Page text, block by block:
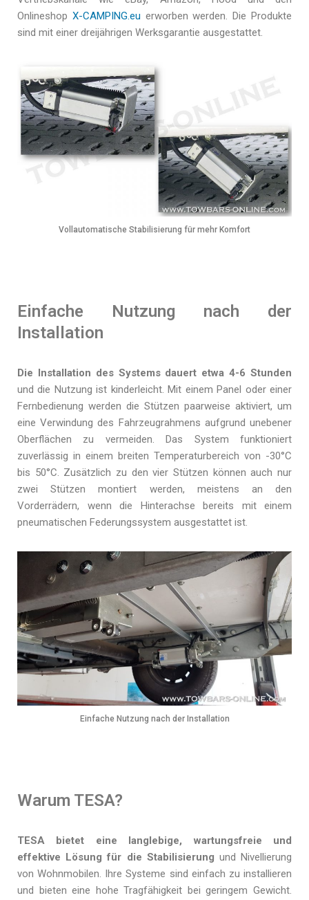
Onlineshop X-CAMPING.eu erworben werden. Die Produkte
sind mit einer dreijährigen Werksgarantie ausgestattet.
Vollautomatische Stabilisierung für mehr Komfort
Einfache Nutzung nach der
Installation
Die Installation des Systems dauert etwa 4-6 Stunden
und die Nutzung ist kinderleicht. Mit einem Panel oder einer
Fernbedienung werden die Stützen paarweise aktiviert, um
eine Verwindung des Fahrzeugrahmens aufgrund unebener
Oberflächen zu vermeiden. Das System funktioniert
zuverlässig in einem breiten Temperaturbereich von -30°C
bis 50°C. Zusätzlich zu den vier Stützen können auch nur
zwei Stützen montiert werden, meistens an den
Vorderrädern, wenn die Hinterachse bereits mit einem
pneumatischen Federungssystem ausgestattet ist.
Einfache Nutzung nach der Installation
Warum TESA?
TESA bietet eine langlebige, wartungsfreie und
effektive Lösung für die Stabilisierung und Nivellierung
von Wohnmobilen. Ihre Systeme sind einfach zu installieren
und bieten eine hohe Tragfähigkeit bei geringem Gewicht.